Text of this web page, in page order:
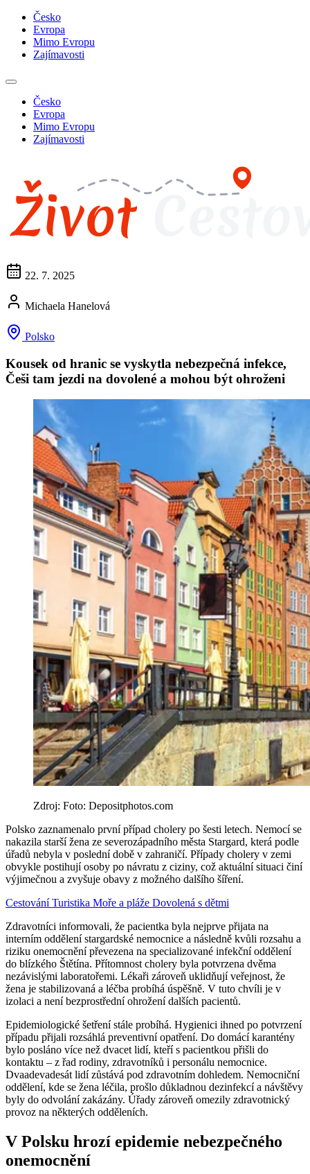
Česko
Evropa
Mimo Evropu
Zajímavosti
Česko
Evropa
Mimo Evropu
Zajímavosti
22. 7. 2025
Michaela Hanelová
Polsko
Kousek od hranic se vyskytla nebezpečná infekce,
Češi tam jezdi na dovolené a mohou být ohroženi
Zdroj: Foto: Depositphotos.com
Polsko zaznamenalo první případ cholery po šesti letech. Nemocí se
nakazila starší žena ze severozápadního města Stargard, která podle
úřadů nebyla v poslední době v zahraničí. Případy cholery v zemi
obvykle postihují osoby po návratu z ciziny, což aktuální situaci činí
výjimečnou a zvyšuje obavy z možného dalšího šíření.
CestováníTuristika Moře a pláže Dovolená s dětmi
Zdravotníci informovali, že pacientka byla nejprve přijata na
interním oddělení stargardské nemocnice a následně kvůli rozsahu a
riziku onemocnění převezena na specializované infekční oddělení
do blízkého Štětína. Přítomnost cholery byla potvrzena dvěma
nezávislými laboratořemi. Lékaři zároveň uklidňují veřejnost, že
žena je stabilizovaná a léčba probíhá úspěšně. V tuto chvíli je v
izolaci a není bezprostřední ohrožení dalších pacientů.
Epidemiologické šetření stále probíhá. Hygienici ihned po potvrzení
případu přijali rozsáhlá preventivní opatření. Do domácí karantény
bylo posláno více než dvacet lidí, kteří s pacientkou přišli do
kontaktu – z řad rodiny, zdravotníků i personálu nemocnice.
Dvaadevadesát lidí zůstává pod zdravotním dohledem. Nemocniční
oddělení, kde se žena léčila, prošlo důkladnou dezinfekcí a návštěvy
byly do odvolání zakázány. Úřady zároveň omezily zdravotnický
provoz na některých odděleních.
V Polsku hrozí epidemie nebezpečného
onemocnění